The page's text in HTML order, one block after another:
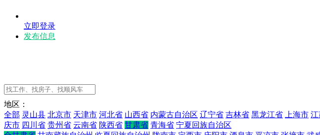
立即登录
发布信息
地区：
全部 灵山县 北京市 天津市 河北省 山西省 内蒙古自治区 辽宁省 吉林省 黑龙江省 上海市 江
庆市 四川省 贵州省 云南省 陕西省 甘肃省 青海省 宁夏回族自治区